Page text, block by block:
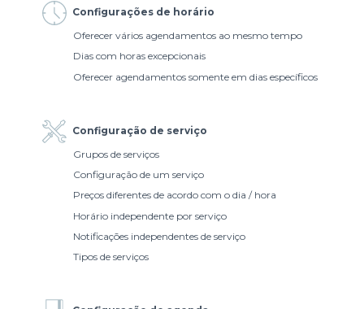
Configurações de horário
Oferecer vários agendamentos ao mesmo tempo
Dias com horas excepcionais
Oferecer agendamentos somente em dias específicos
Configuração de serviço
Grupos de serviços
Configuração de um serviço
Preços diferentes de acordo com o dia / hora
Horário independente por serviço
Notificações independentes de serviço
Tipos de serviços